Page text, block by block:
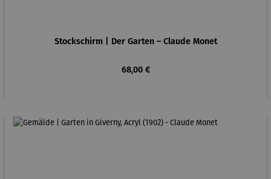
Stockschirm | Der Garten – Claude Monet
Regulärer Preis:
68,00 €